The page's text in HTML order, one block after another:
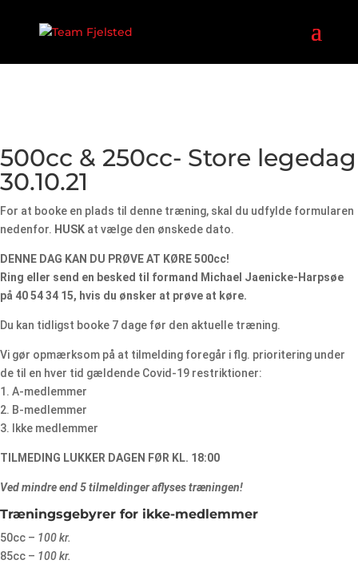
500cc & 250cc- Store legedag
30.10.21
For at booke en plads til denne træning, skal du udfylde formularen
nedenfor. HUSK at vælge den ønskede dato.
DENNE DAG KAN DU PRØVE AT KØRE 500cc!
Ring eller send en besked til formand Michael Jaenicke-Harpsøe
på 40 54 34 15, hvis du ønsker at prøve at køre.
Du kan tidligst booke 7 dage før den aktuelle træning.
Vi gør opmærksom på at tilmelding foregår i flg. prioritering under
de til en hver tid gældende Covid-19 restriktioner:
1. A-medlemmer
2. B-medlemmer
3. Ikke medlemmer
TILMEDING LUKKER DAGEN FØR KL. 18:00
Ved mindre end 5 tilmeldinger aflyses træningen!
Træningsgebyrer for ikke-medlemmer
50cc – 100 kr.
85cc – 100 kr.